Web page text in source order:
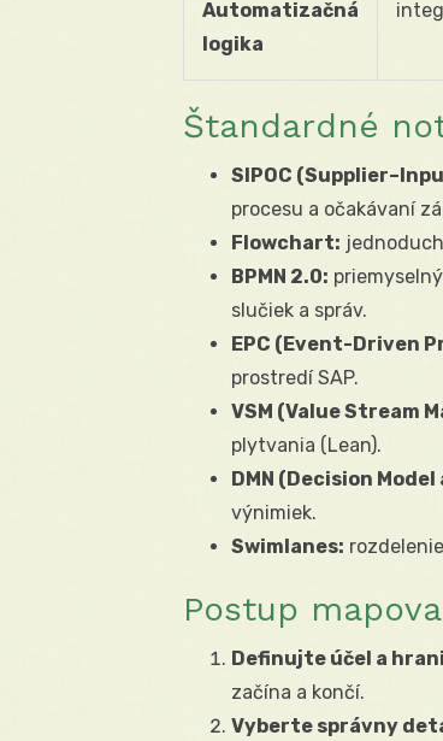
Automatizačná
logika
Štandardné
SIPOC
procesu a očakávaní
Flowchart:
BPMN 2.0:
slučiek a správ.
EPC (Event-Driven
prostredí SAP.
VSM (Value Stream
plytvania (Lean).
DMN (Decision
výnimiek.
Swimlanes:
Postup
Definujte účel a
začína a končí.
Vyberte správny